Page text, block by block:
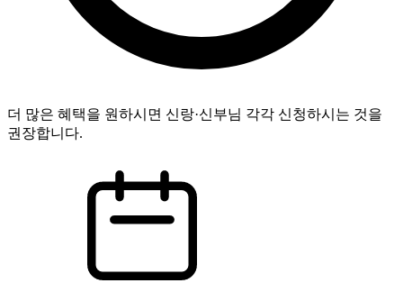
더 많은 혜택을 원하시면 신랑·신부님 각각 신청하시는 것을
권장합니다.